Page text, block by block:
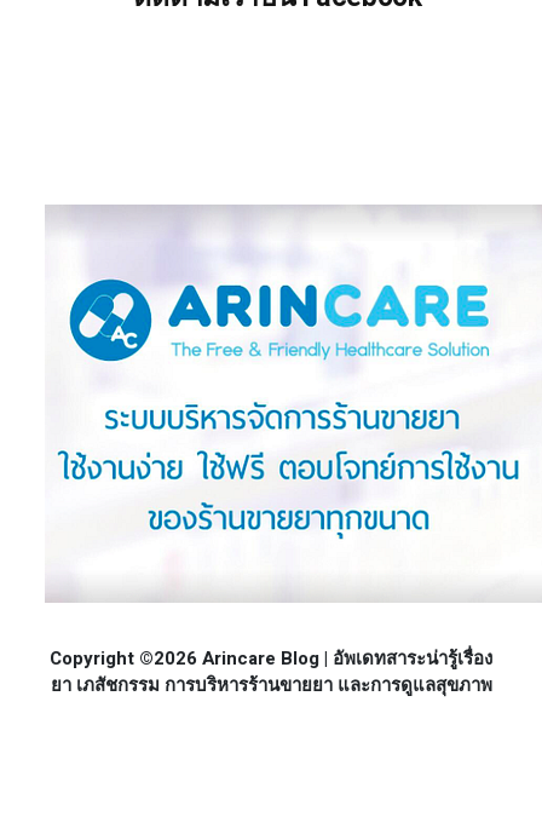
Copyright ©2026 Arincare Blog | อัพเดทสาระน่ารู้เรื่อง
ยา เภสัชกรรม การบริหารร้านขายยา และการดูแลสุขภาพ